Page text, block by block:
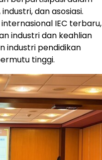
dan asosiasi.
IEC terbaru,
industri dan keahlian
industri pendidikan
tinggi.